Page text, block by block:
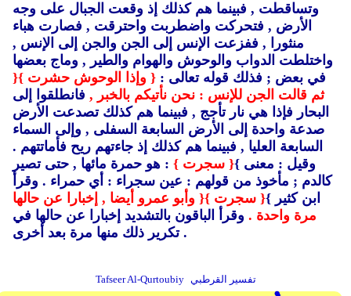
وتساقطت , فبينما هم كذلك إذ وقعت الجبال على وجه
الأرض , فتحركت واضطربت واحترقت , فصارت هباء
منثورا , ففزعت الإنس إلى الجن والجن إلى الإنس ,
واختلطت الدواب والوحوش والهوام والطير , وماج بعضها
في بعض ; فذلك قوله تعالى : { وإذا الوحوش حشرت }{
ثم قالت الجن للإنس : نحن نأتيكم بالخبر , فانطلقوا إلى
البحار فإذا هي نار تأجج , فبينما هم كذلك تصدعت الأرض
صدعة واحدة إلى الأرض السابعة السفلى , وإلى السماء
السابعة العليا , فبينما هم كذلك إذ جاءتهم ريح فأماتتهم .
وقيل : معنى }{ سجرت } : هو حمرة مائها , حتى تصير
كالدم ; مأخوذ من قولهم : عين سجراء : أي حمراء . وقرأ
ابن كثير }{ سجرت }{ وأبو عمرو أيضا , إخبارا عن حالها
مرة واحدة . وقرأ الباقون بالتشديد إخبارا عن حالها في
تكرير ذلك منها مرة بعد أخرى .
Tafseer Al-Qurtoubiy تفسير القرطبي